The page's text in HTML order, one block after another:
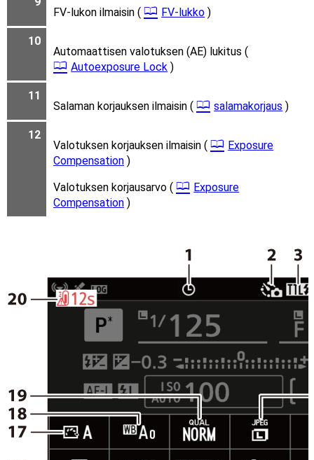
FV-lukon ilmaisin ( FV-lukko )
10
Automaattisen valotuksen (AE) lukitus (
Autoexposure Lock )
11
Salaman korjauksen ilmaisin ( salamakorjaus )
12
Valotuksen korjauksen ilmaisin (
Exposure
Compensation )
Valotuksen korjausarvo (
Exposure
Compensation )